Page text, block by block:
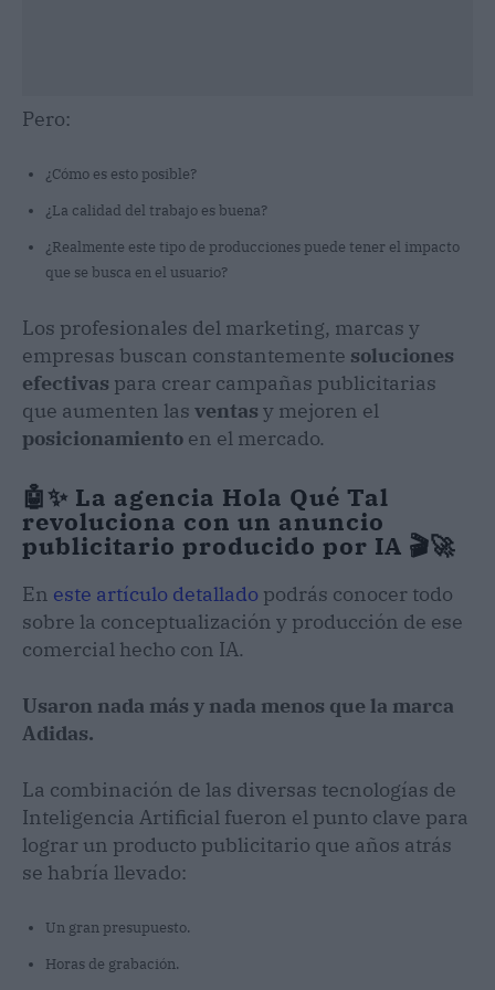
Pero:
¿Cómo es esto posible?
¿La calidad del trabajo es buena?
¿Realmente este tipo de producciones puede tener el impacto
que se busca en el usuario?
Los profesionales del marketing, marcas y
empresas buscan constantemente soluciones
efectivas para crear campañas publicitarias
que aumenten las ventas y mejoren el
posicionamiento en el mercado.
🤖✨ La agencia Hola Qué Tal
revoluciona con un anuncio
publicitario producido por IA 🎬🚀
En este artículo detallado podrás conocer todo
sobre la conceptualización y producción de ese
comercial hecho con IA.
Usaron nada más y nada menos que la marca
Adidas.
La combinación de las diversas tecnologías de
Inteligencia Artificial fueron el punto clave para
lograr un producto publicitario que años atrás
se habría llevado:
Un gran presupuesto.
Horas de grabación.